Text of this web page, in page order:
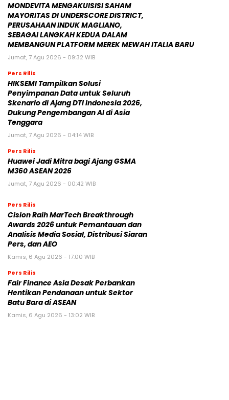
MONDEVITA MENGAKUISISI SAHAM
MAYORITAS DI UNDERSCORE DISTRICT,
PERUSAHAAN INDUK MAGLIANO,
SEBAGAI LANGKAH KEDUA DALAM
MEMBANGUN PLATFORM MEREK MEWAH ITALIA BARU
Jumat, 7 Agu 2026 - 09:32 WIB
Pers Rilis
HIKSEMI Tampilkan Solusi
Penyimpanan Data untuk Seluruh
Skenario di Ajang DTI Indonesia 2026,
Dukung Pengembangan AI di Asia
Tenggara
Jumat, 7 Agu 2026 - 04:14 WIB
Pers Rilis
Huawei Jadi Mitra bagi Ajang GSMA
M360 ASEAN 2026
Jumat, 7 Agu 2026 - 00:42 WIB
Pers Rilis
Cision Raih MarTech Breakthrough
Awards 2026 untuk Pemantauan dan
Analisis Media Sosial, Distribusi Siaran
Pers, dan AEO
Kamis, 6 Agu 2026 - 17:00 WIB
Pers Rilis
Fair Finance Asia Desak Perbankan
Hentikan Pendanaan untuk Sektor
Batu Bara di ASEAN
Kamis, 6 Agu 2026 - 13:02 WIB